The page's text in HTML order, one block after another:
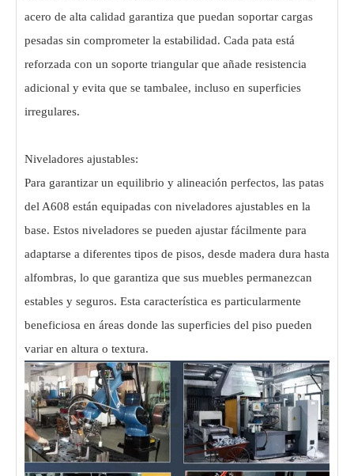
acero de alta calidad garantiza que puedan soportar cargas
pesadas sin comprometer la estabilidad. Cada pata está
reforzada con un soporte triangular que añade resistencia
adicional y evita que se tambalee, incluso en superficies
irregulares.
Niveladores ajustables:
Para garantizar un equilibrio y alineación perfectos, las patas
del A608 están equipadas con niveladores ajustables en la
base. Estos niveladores se pueden ajustar fácilmente para
adaptarse a diferentes tipos de pisos, desde madera dura hasta
alfombras, lo que garantiza que sus muebles permanezcan
estables y seguros. Esta característica es particularmente
beneficiosa en áreas donde las superficies del piso pueden
variar en altura o textura.